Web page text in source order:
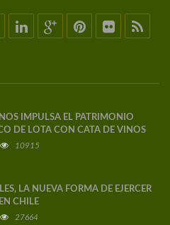
IMPULSA EL PATRIMONIO
DE LOTA CON CATA DE VINOS
10915
LA NUEVA FORMA DE EJERCER
CHILE
27664